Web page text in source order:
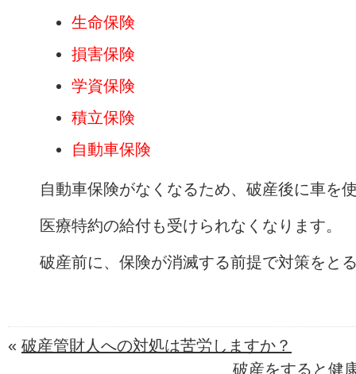
生命保険
損害保険
学資保険
積立保険
自動車保険
自動車保険がなくなるため、破産後に車を
医療特約の給付も受けられなくなります。
破産前に、保険が消滅する前提で対策をと
« 破産管財人への対処は苦労しますか？
破産をすると健